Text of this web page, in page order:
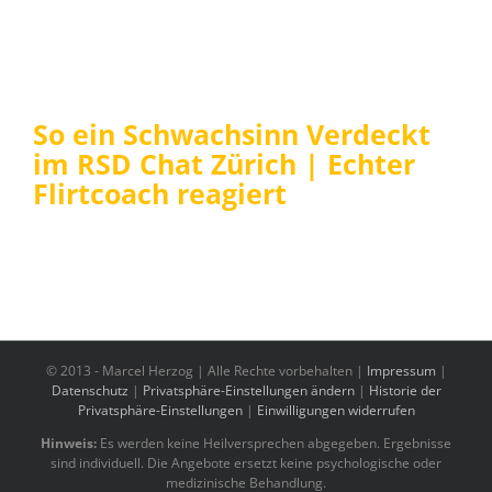
So ein Schwachsinn Verdeckt
im RSD Chat Zürich | Echter
Flirtcoach reagiert
© 2013 - Marcel Herzog | Alle Rechte vorbehalten | Impressum |
Datenschutz | Privatsphäre-Einstellungen ändern| Historie der
Privatsphäre-Einstellungen| Einwilligungen widerrufen
Hinweis: Es werden keine Heilversprechen abgegeben. Ergebnisse
sind individuell. Die Angebote ersetzt keine psychologische oder
medizinische Behandlung.